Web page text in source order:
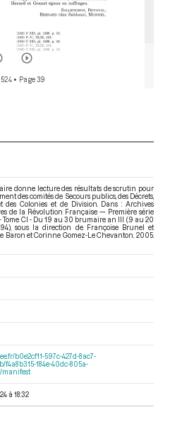
• Page 39
donne lecture des résultats de scrutin pour
des comités de Secours publics, des Décrets,
des Colonies et de Division. Dans : Archives
de la Révolution Française — Première série
Tome CI - Du 19 au 30 brumaire an III (9 au 20
, sous la direction de Françoise Brunel et
Baron et Corinne Gomez-Le Chevanton. 2005.
b0e2cf11-597c-427d-8ac7-
f4a8b315-184e-40dc-805a-
manifest
à 18:32